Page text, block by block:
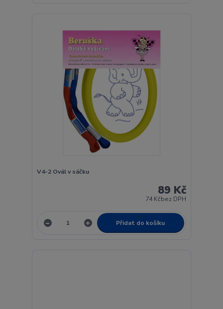
V4-2 Ovál v sáčku
89 Kč
74 Kčbez DPH
Přidat do košíku